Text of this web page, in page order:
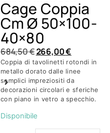
Cage Coppia
Cm Ø 50×100-
40×80
684,50€266,00€
Coppia di tavolinetti rotondi in
metallo dorato dalle linee
semplici impreziositi da
decorazioni circolari e sferiche
con piano in vetro a specchio.
Disponibile